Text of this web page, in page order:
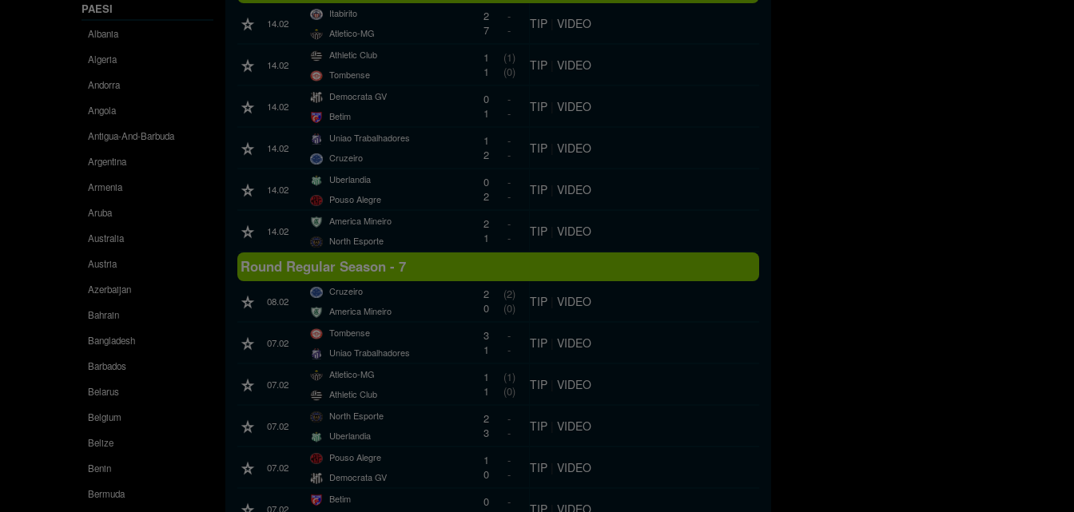
PAESI
Albania
Algeria
Andorra
Angola
Antigua-And-Barbuda
Argentina
Armenia
Aruba
Australia
Austria
Azerbaijan
Bahrain
Bangladesh
Barbados
Belarus
Belgium
Belize
Benin
Bermuda
14.02
Itabirito
Atletico-MG
2
7
-
-
TIP VIDEO
14.02
Athletic Club
Tombense
1
1
(1)
(0)
TIP VIDEO
14.02
Democrata GV
Betim
0
1
-
-
TIP VIDEO
14.02
Uniao Trabalhadores
Cruzeiro
1
2
-
-
TIP VIDEO
14.02
Uberlandia
Pouso Alegre
0
2
-
-
TIP VIDEO
14.02
America Mineiro
North Esporte
2
1
-
-
TIP VIDEO
Round Regular Season - 7
08.02
Cruzeiro
America Mineiro
2
0
(2)
(0)
TIP VIDEO
07.02
Tombense
Uniao Trabalhadores
3
1
-
-
TIP VIDEO
07.02
Atletico-MG
Athletic Club
1
1
(1)
(0)
TIP VIDEO
07.02
North Esporte
Uberlandia
2
3
-
-
TIP VIDEO
07.02
Pouso Alegre
Democrata GV
1
0
-
-
TIP VIDEO
07.02
Betim
0
-
TIP VIDEO